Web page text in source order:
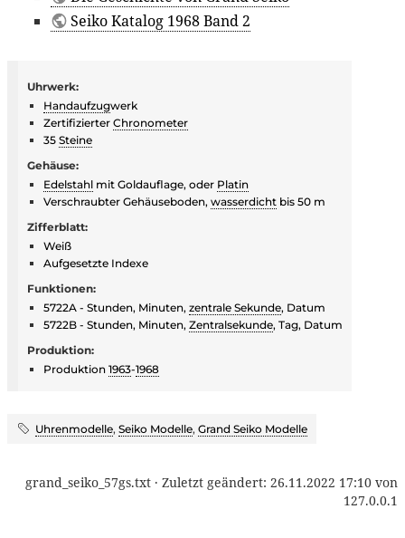
Seiko Katalog 1968 Band 2
Uhrwerk:
Handaufzugwerk
Zertifizierter Chronometer
35 Steine
Gehäuse:
Edelstahl mit Goldauflage, oder Platin
Verschraubter Gehäuseboden, wasserdicht bis 50 m
Zifferblatt:
Weiß
Aufgesetzte Indexe
Funktionen:
5722A - Stunden, Minuten, zentrale Sekunde, Datum
5722B - Stunden, Minuten, Zentralsekunde, Tag, Datum
Produktion:
Produktion 1963-1968
Uhrenmodelle, Seiko Modelle, Grand Seiko Modelle
grand_seiko_57gs.txt · Zuletzt geändert: 26.11.2022 17:10 von
127.0.0.1